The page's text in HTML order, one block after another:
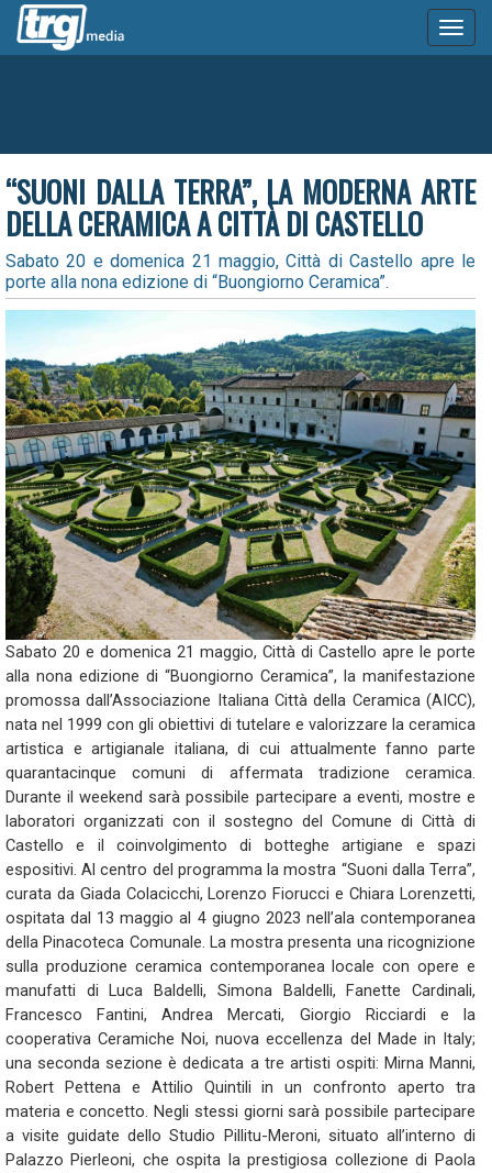
“SUONI DALLA TERRA”, LA MODERNA ARTE
DELLA CERAMICA A CITTÀ DI CASTELLO
Sabato 20 e domenica 21 maggio, Città di Castello apre le
porte alla nona edizione di “Buongiorno Ceramica”.
Sabato 20 e domenica 21 maggio, Città di Castello apre le porte
alla nona edizione di “Buongiorno Ceramica”, la manifestazione
promossa dall’Associazione Italiana Città della Ceramica (AICC),
nata nel 1999 con gli obiettivi di tutelare e valorizzare la ceramica
artistica e artigianale italiana, di cui attualmente fanno parte
quarantacinque comuni di affermata tradizione ceramica.
Durante il weekend sarà possibile partecipare a eventi, mostre e
laboratori organizzati con il sostegno del Comune di Città di
Castello e il coinvolgimento di botteghe artigiane e spazi
espositivi. Al centro del programma la mostra “Suoni dalla Terra”,
curata da Giada Colacicchi, Lorenzo Fiorucci e Chiara Lorenzetti,
ospitata dal 13 maggio al 4 giugno 2023 nell’ala contemporanea
della Pinacoteca Comunale. La mostra presenta una ricognizione
sulla produzione ceramica contemporanea locale con opere e
manufatti di Luca Baldelli, Simona Baldelli, Fanette Cardinali,
Francesco Fantini, Andrea Mercati, Giorgio Ricciardi e la
cooperativa Ceramiche Noi, nuova eccellenza del Made in Italy;
una seconda sezione è dedicata a tre artisti ospiti: Mirna Manni,
Robert Pettena e Attilio Quintili in un confronto aperto tra
materia e concetto. Negli stessi giorni sarà possibile partecipare
a visite guidate dello Studio Pillitu-Meroni, situato all’interno di
Palazzo Pierleoni, che ospita la prestigiosa collezione di Paola